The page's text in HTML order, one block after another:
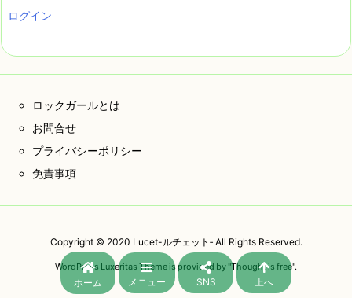
ログイン
ロックガールとは
お問合せ
プライバシーポリシー
免責事項
Copyright © 2020 Lucet-ルチェット‐All Rights Reserved.
WordPress Luxeritas Theme is provided by "Thought is free".
ホーム メニュー SNS 上へ